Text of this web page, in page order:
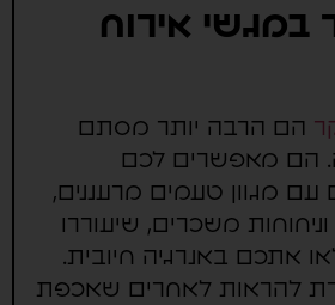
אירוח
הם הרבה יותר מסתם
הם מאפשרים לכם
מגוון טעמים מרעננים,
משכרים, שיעוררו
אתכם באנרגיה חיובית.
להראות לאחרים שאכפת